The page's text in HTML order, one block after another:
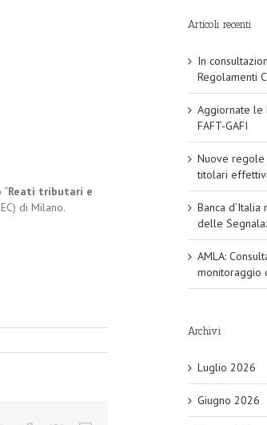
Reati tributari e
di Milano.
Articoli recenti
In
Regolamenti
Aggiornate le
FAFT-GAFI
Nuove
titolari effettivi
Banca
delle
AMLA:
monitoraggio
Archivi
Luglio 2026
Giugno 2026